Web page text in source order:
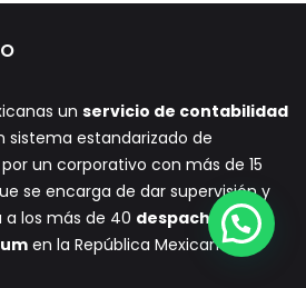
un servicio de contabilidad
sistema estandarizado de
un corporativo con más de 15
se encarga de dar supervisión y
los más de 40 despachos de
en la República Mexicana